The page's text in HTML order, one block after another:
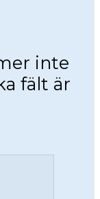
inte
fält är